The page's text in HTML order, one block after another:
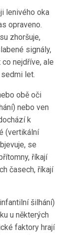
lenivého oka
opraveno.
zhoršuje,
signály,
nejdříve, ale
let.
obě oči
nebo ven
k
(vertikální
se
říkají
časech, říkají
šilhání)
u některých
faktory hrají